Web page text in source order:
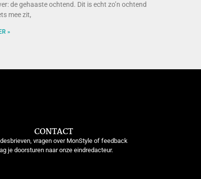
de gehaaste ochtend. Dit is echt zo’n ochtend
mee zit,
»
CONTACT
vragen over MonStyle of feedback
je doorsturen naar onze eindredacteur.